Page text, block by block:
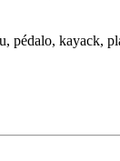
pédalo, kayack,